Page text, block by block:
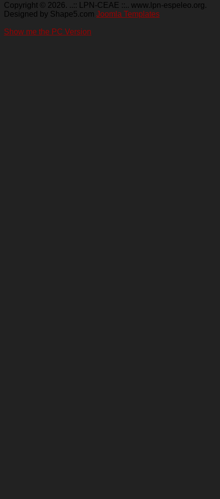
Copyright © 2026. ..:: LPN-CEAE ::.. www.lpn-espeleo.org.
Designed by Shape5.com Joomla Templates
Show me the PC Version